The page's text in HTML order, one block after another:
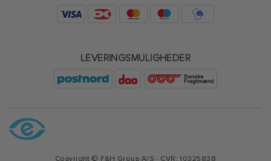
LEVERINGSMULIGHEDER
Copyright © F&H Group A/S · CVR: 10325838